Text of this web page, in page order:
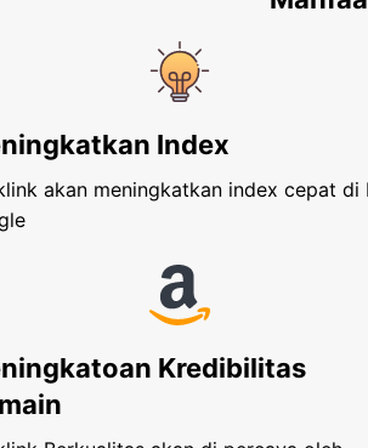
Index
akan meningkatkan index cepat di
Kredibilitas